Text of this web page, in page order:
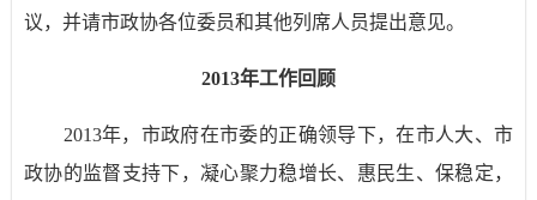
议，并请市政协各位委员和其他列席人员提出意见。
2013年工作回顾
2013年，市政府在市委的正确领导下，在市人大、市
政协的监督支持下，凝心聚力稳增长、惠民生、保稳定，